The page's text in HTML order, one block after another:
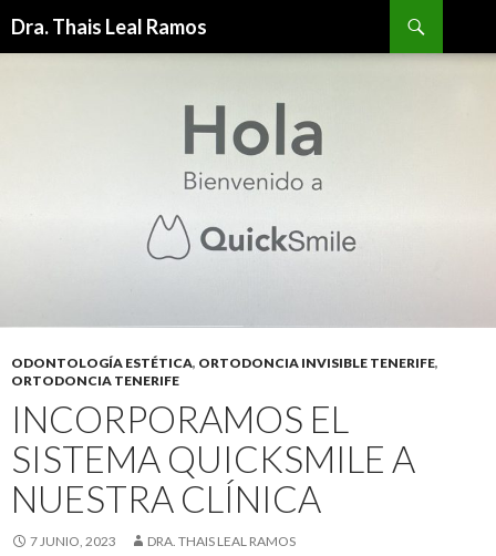
Dra. Thais Leal Ramos
ODONTOLOGÍA ESTÉTICA, ORTODONCIA INVISIBLE TENERIFE,
ORTODONCIA TENERIFE
INCORPORAMOS EL
SISTEMA QUICKSMILE A
NUESTRA CLÍNICA
7 JUNIO, 2023 DRA. THAIS LEAL RAMOS